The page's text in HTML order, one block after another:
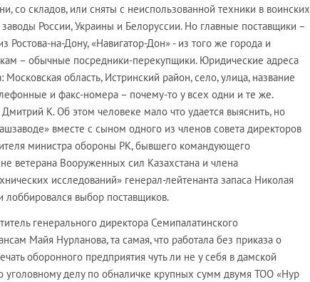
со складов, или сняты с неиспользованной техники в воинских
России, Украины и Белоруссии. Но главные поставщики –
Ростова-на-Дону, «Навигатор-Дон» - из того же города и
– обычные посредники-перекупщики. Юридические адреса
область, Истринский район, село, улица, название
и факс-номера – почему-то у всех одни и те же.
К. Об этом человеке мало что удается выяснить, но
вместе с сыном одного из членов совета директоров
министра обороны РК, бывшего командующего
ветерана Вооруженных сил Казахстана и члена
исследований» генерал-лейтенанта запаса Николая
выбор поставщиков.
генерального директора Семипалатинского
Майя Нурланова, та самая, что работала без приказа о
оборонного предприятия чуть ли не у себя в дамской
уголовному делу по обналичке крупных сумм двумя ТОО «Нур